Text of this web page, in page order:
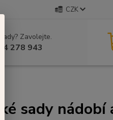
CZK
rady? Zavolejte.
278 943
sady nádobí